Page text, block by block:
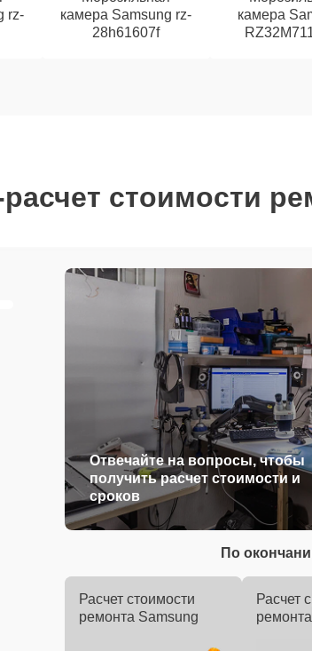
rz-
камера Samsung rz-
28h61607f
камера
стоимости
Отвечайте на вопросы, чтобы
получить расчет стоимости и
сроков
По
Расчет стоимости
ремонта Samsung
Расчет
ремонта